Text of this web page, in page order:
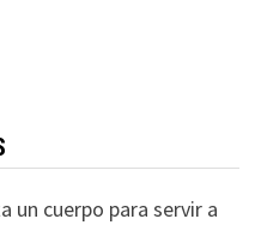
un cuerpo para servir a